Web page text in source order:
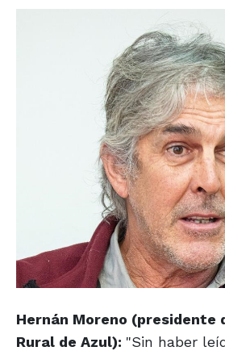
Hernán Moreno (presidente
Rural de Azul): "Sin haber